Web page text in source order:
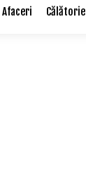
Afaceri Călătorie